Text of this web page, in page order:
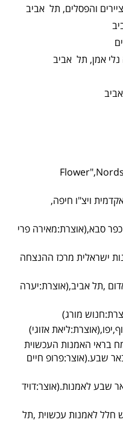
ויצ"ו חיפה,
כפר סבא,(אוצרת:מאירה פרי
ישראלית מרכז ההנצחה
,תל אביב,(אוצרת:יערה
בראי האמנות העכשוית
שבע.(אוצר:פרופ חיים
,מוזיאון באר שבע לאמנות.(אוצר:דויד
חלל לאמנות עכשוית ,תל